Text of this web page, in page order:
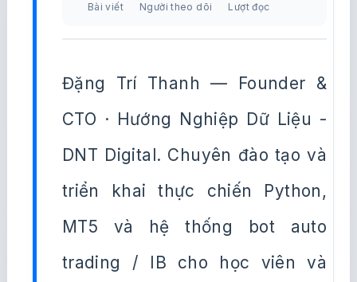
Bài viết Người theo dõi Lượt đọc
Đặng Trí Thanh — Founder &
CTO · Hướng Nghiệp Dữ Liệu -
DNT Digital. Chuyên đào tạo và
triển khai thực chiến Python,
MT5 và hệ thống bot auto
trading / IB cho học viên và